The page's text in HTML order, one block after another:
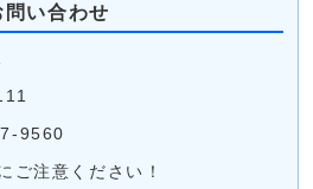
問い合わせ
9560
ご注意ください！